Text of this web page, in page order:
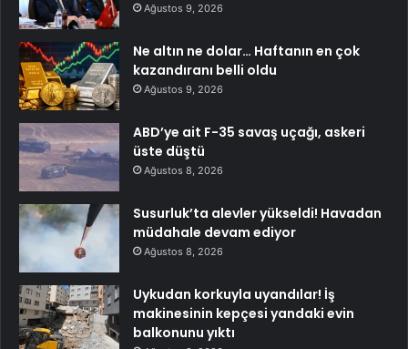
Ağustos 9, 2026
Ne altın ne dolar… Haftanın en çok
kazandıranı belli oldu
Ağustos 9, 2026
ABD’ye ait F-35 savaş uçağı, askeri
üste düştü
Ağustos 8, 2026
Susurluk’ta alevler yükseldi! Havadan
müdahale devam ediyor
Ağustos 8, 2026
Uykudan korkuyla uyandılar! İş
makinesinin kepçesi yandaki evin
balkonunu yıktı